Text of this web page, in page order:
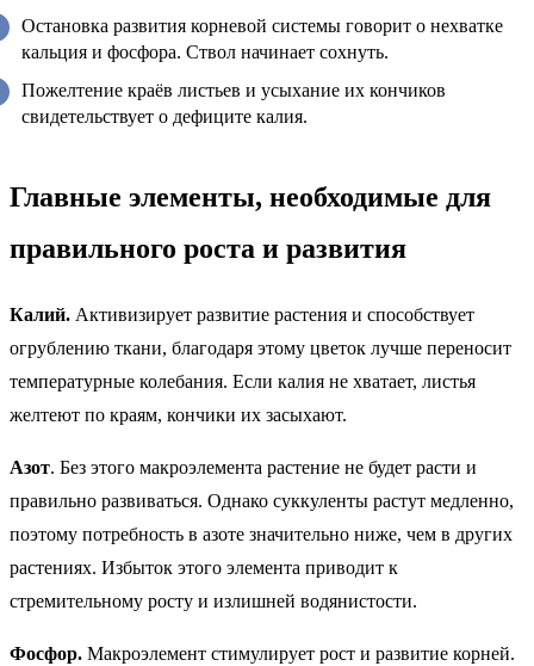
Остановка развития корневой системы говорит о нехватке
кальция и фосфора. Ствол начинает сохнуть.
Пожелтение краёв листьев и усыхание их кончиков
свидетельствует о дефиците калия.
Главные элементы, необходимые для
правильного роста и развития
Калий. Активизирует развитие растения и способствует
огрублению ткани, благодаря этому цветок лучше переносит
температурные колебания. Если калия не хватает, листья
желтеют по краям, кончики их засыхают.
Азот. Без этого макроэлемента растение не будет расти и
правильно развиваться. Однако суккуленты растут медленно,
поэтому потребность в азоте значительно ниже, чем в других
растениях. Избыток этого элемента приводит к
стремительному росту и излишней водянистости.
Фосфор. Макроэлемент стимулирует рост и развитие корней.